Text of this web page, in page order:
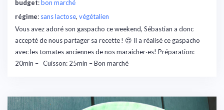
budget:bon marché
régime: sans lactose, végétalien
Vous avez adoré son gaspacho ce weekend, Sébastian a donc
accepté de nous partager sa recette ! 😍 Il a réalisé ce gaspacho
avec les tomates anciennes de nos maraicher·es! Préparation:
20min – Cuisson: 25min – Bon marché